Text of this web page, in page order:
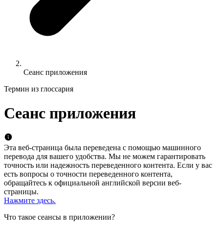
Сеанс приложения
Термин из глоссария
Сеанс приложения
Эта веб-страница была переведена с помощью машинного
перевода для вашего удобства. Мы не можем гарантировать
точность или надежность переведенного контента. Если у вас
есть вопросы о точности переведенного контента,
обращайтесь к официальной английской версии веб-
страницы.
Нажмите здесь.
Что такое сеансы в приложении?